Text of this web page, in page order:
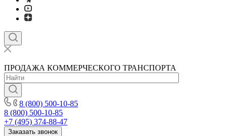
ПРОДАЖА КОММЕРЧЕСКОГО ТРАНСПОРТА
8 (800) 500-10-85
8 (800) 500-10-85
+7 (495) 374-88-47
Заказать звонок